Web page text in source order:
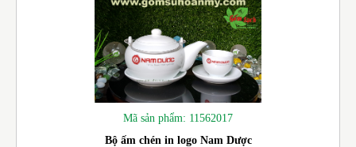
Mã sản phẩm: 11562017
Bộ ấm chén in logo Nam Dược